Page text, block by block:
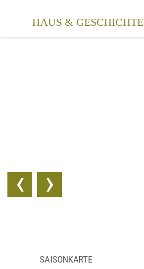
Navigation
HAUS & GESCHICHTE
‹ ›
SAISONKARTE